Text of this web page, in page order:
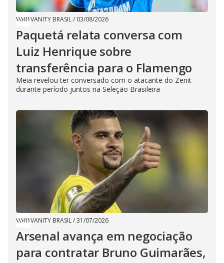
VANITY BRASIL/ 03/08/2026
Paquetá relata conversa com
Luiz Henrique sobre
transferência para o Flamengo
Meia revelou ter conversado com o atacante do Zenit
durante período juntos na Seleção Brasileira
VANITY BRASIL/31/07/2026
Arsenal avança em negociação
para contratar Bruno Guimarães,